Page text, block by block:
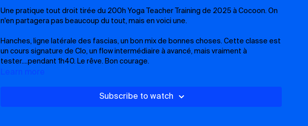
Une pratique tout droit tirée du 200h Yoga Teacher Training de 2025 à Cocoon. On
n'en partagera pas beaucoup du tout, mais en voici une.
Hanches, ligne latérale des fascias, un bon mix de bonnes choses. Cette classe est
un cours signature de Clo, un flow intermédiaire à avancé, mais vraiment à
tester....pendant 1h40. Le rêve. Bon courage.
Learn more
Subscribe to watch